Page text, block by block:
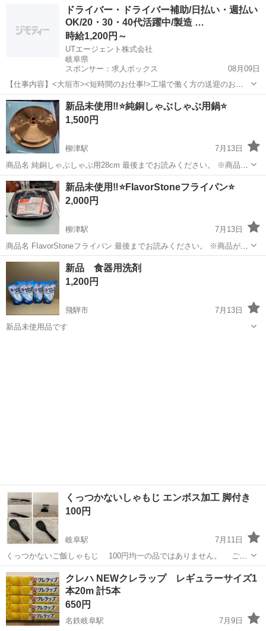
45 (mm) 使用時サイズ：約510×...
土岐市駅 調理器具
ドライバー・ドライバー補助/日払い・週払い
OK/20・30・40代活躍中/製造 …
時給1,200円～
UTエージェント株式会社
岐阜県
スポンサー：求人ボックス
08月09日
【仕事内容】<大垣市><短時間のお仕事!>工場で働く方の送迎のお仕
事 第一種普通自動車免許があればOK!残業ほぼなし <履歴書不要 オン
ライン面接OK><入社キャンペーン実施中!> <業種> 機械・精密機器・
金属 <仕事内容> 電...
アルバイト・パート
新品未使用‼️⭐️純銅しゃぶしゃぶ用鍋⭐️
1,500円
柳津駅
7月13日
商品名 純銅しゃぶしゃぶ用28cm 最後までお読みください。 ※商品が
売れてしまっているケースがございます。 必ずご連絡頂き、ご来店く
ださいませ。 ✿店頭にて同時販売しております。 ご来店された方を優
先に販売をしており...
岐阜 岐阜市 柳津駅
新品未使用‼️⭐️FIavorStoneフライパン⭐️
2,000円
柳津駅
7月13日
商品名 FIavorStoneフライパン 最後までお読みください。 ※商品が売
れてしまっているケースがございます。 必ずご連絡頂き、ご来店くだ
に販売をし...
岐阜 岐阜市 柳津駅 調理器具
新品 食器用洗剤
1,200円
飛騨市
7月13日
新品未使用品です
くっつかないしゃもじ エンボス加工 脚付き
100円
岐阜駅
7月11日
くっつかないご飯しゃもじ 100円均一の品ではありません。 ご飯
がくっつかないエンボス加工 背に小さなスタンド付きで浮かして置
けます。 樹脂製 スレキズがありますが、使用には問題ありませ
ん。 全長21.5cm ...
岐阜 岐阜市 調理器具 ありません
クレハ NEWクレラップ レギュラーサイズ1
本20m 計5本
650円
名鉄岐阜駅
7月9日